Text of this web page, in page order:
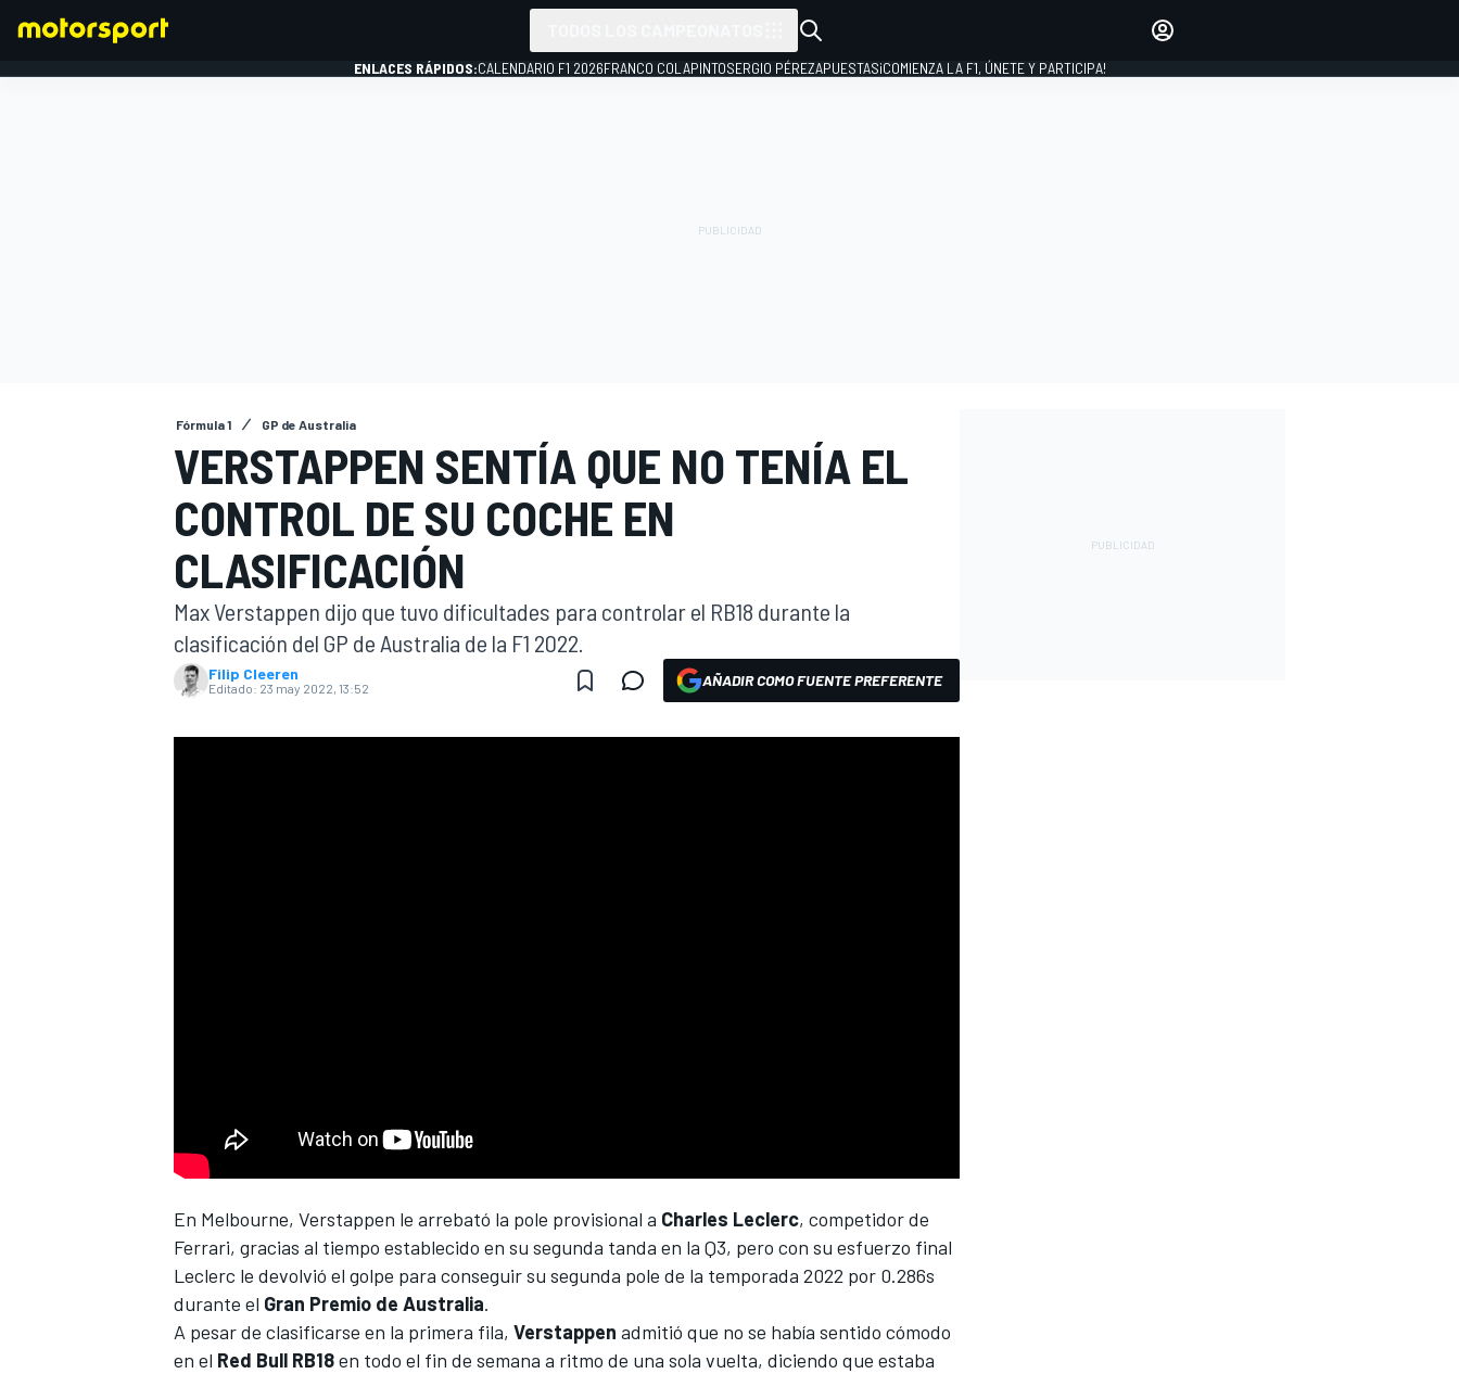
INDYCAR
NASCAR CUP
INICIAR SESIÓN
ENLACES RÁPIDOS:CALENDARIO F1 2026FRANCO COLAPINTOSERGIO PÉREZAPUESTAS¡COMIENZA LA F1, ÚNETE Y PARTICIPA!
Fórmula 1 GP de Australia
VERSTAPPEN SENTÍA QUE NO TENÍA EL
CONTROL DE SU COCHE EN
CLASIFICACIÓN
Max Verstappen dijo que tuvo dificultades para controlar el RB18 durante la
clasificación del GP de Australia de la F1 2022.
Filip Cleeren
Editado: 23 may 2022, 13:52 AÑADIR COMO FUENTE PREFERENTE
En Melbourne, Verstappen le arrebató la pole provisional a Charles Leclerc, competidor de
Ferrari, gracias al tiempo establecido en su segunda tanda en la Q3, pero con su esfuerzo final
Leclerc le devolvió el golpe para conseguir su segunda pole de la temporada 2022 por 0.286s
durante el Gran Premio de Australia.
A pesar de clasificarse en la primera fila, Verstappen admitió que no se había sentido cómodo
en el Red Bull RB18en todo el fin de semana a ritmo de una sola vuelta, diciendo que estaba